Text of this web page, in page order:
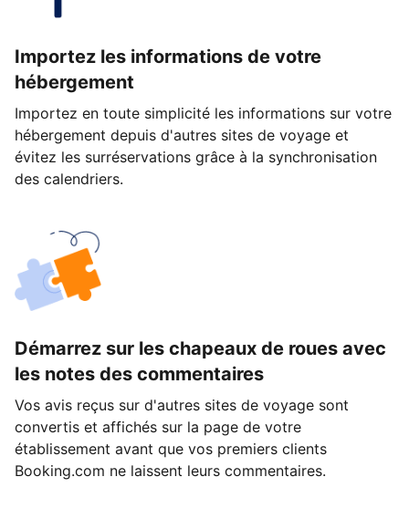
Importez les informations de votre
hébergement
Importez en toute simplicité les informations sur votre
hébergement depuis d'autres sites de voyage et
évitez les surréservations grâce à la synchronisation
des calendriers.
Démarrez sur les chapeaux de roues avec
les notes des commentaires
Vos avis reçus sur d'autres sites de voyage sont
convertis et affichés sur la page de votre
établissement avant que vos premiers clients
Booking.com ne laissent leurs commentaires.